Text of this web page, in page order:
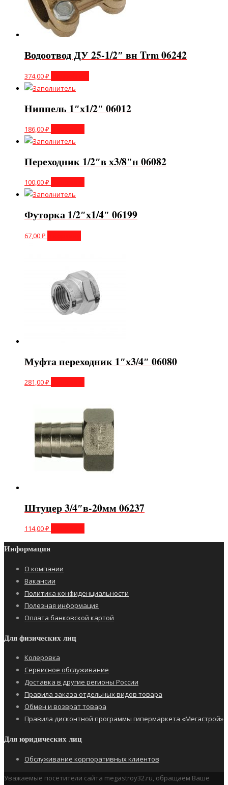
Водоотвод ДУ 25-1/2″ вн Trm 06242
374,00₽
Ниппель 1″х1/2″ 06012
186,00₽
Переходник 1/2″в х3/8″н 06082
100,00₽
Футорка 1/2″х1/4″ 06199
67,00₽
Муфта переходник 1″х3/4″ 06080
281,00₽
Штуцер 3/4″в-20мм 06237
114,00₽
Информация
О компании
Вакансии
Политика конфиденциальности
Полезная информация
Оплата банковской картой
Для физических лиц
Колеровка
Сервисное обслуживание
Доставка в другие регионы России
Правила заказа отдельных видов товара
Обмен и возврат товара
Правила дисконтной программы гипермаркета «Мегастрой»
Для юридических лиц
Обслуживание корпоративных клиентов
Уважаемые посетители сайта megastroy32.ru, обращаем Ваше